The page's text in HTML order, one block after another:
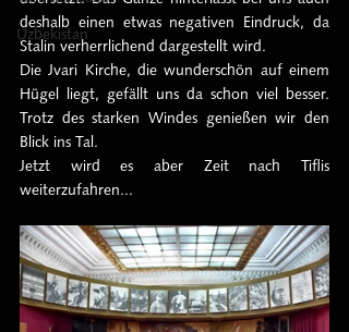
Uzbekistan
deshalb einen etwas negativen Eindruck, da
Stalin verherrlichend dargestellt wird.
Die Jvari Kirche, die wunderschön auf einem
Hügel liegt, gefällt uns da schon viel besser.
Trotz des starken Windes genießen wir den
Blick ins Tal.
Jetzt wird es aber Zeit nach Tiflis
weiterzufahren...